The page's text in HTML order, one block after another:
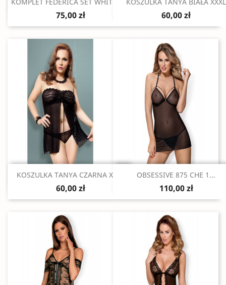
75,00 zł 60,00 zł
Szybki podgląd
KOSZULKA TANYA CZARNA XXXL
60,00 zł
Szybki podgląd
OBSESSIVE 875 CHE 1...
110,00 zł